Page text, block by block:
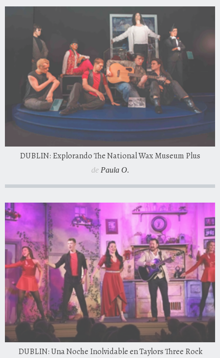
DUBLIN: Explorando The National Wax Museum Plus
de Paula O.
DUBLIN: Una Noche Inolvidable en Taylors Three Rock